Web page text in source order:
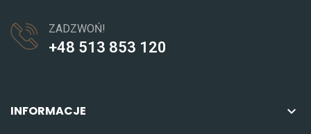
ZADZWOŃ!
+48 513 853 120
INFORMACJE 